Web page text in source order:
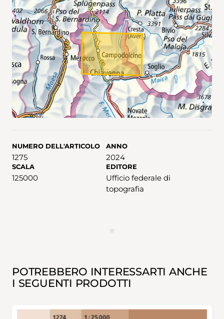
NUMERO DELL'ARTICOLO
1275
ANNO
2024
SCALA
125000
EDITORE
Ufficio federale di
topografia
POTREBBERO INTERESSARTI ANCHE
I SEGUENTI PRODOTTI